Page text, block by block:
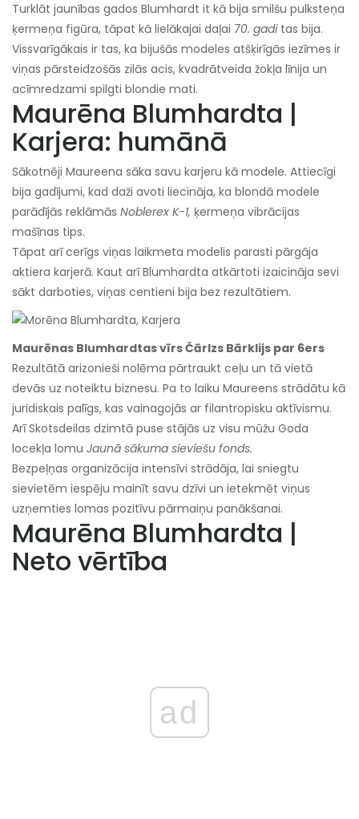
Turklāt jaunības gados Blumhardt it kā bija smilšu pulksteņa
ķermeņa figūra, tāpat kā lielākajai daļai 70. gaditas bija.
Vissvarīgākais ir tas, ka bijušās modeles atšķirīgās iezīmes ir
viņas pārsteidzošās zilās acis, kvadrātveida žokļa līnija un
acīmredzami spilgti blondie mati.
Maurēna Blumhardta |
Karjera: humānā
Sākotnēji Maureena sāka savu karjeru kā modele. Attiecīgi
bija gadījumi, kad daži avoti liecināja, ka blondā modele
parādījās reklāmās Noblerex K-1, ķermeņa vibrācijas
mašīnas tips.
Tāpat arī cerīgs viņas laikmeta modelis parasti pārgāja
aktiera karjerā. Kaut arī Blumhardta atkārtoti izaicināja sevi
sākt darboties, viņas centieni bija bez rezultātiem.
Maurēnas Blumhardtas vīrs Čārlzs Bārklijs par 6ers
Rezultātā arizonieši nolēma pārtraukt ceļu un tā vietā
devās uz noteiktu biznesu. Pa to laiku Maureens strādātu kā
juridiskais palīgs, kas vainagojās ar filantropisku aktīvismu.
Arī Skotsdeilas dzimtā puse stājās uz visu mūžu Goda
locekļa lomu Jaunā sākuma sieviešu fonds.
Bezpeļņas organizācija intensīvi strādāja, lai sniegtu
sievietēm iespēju mainīt savu dzīvi un ietekmēt viņus
uzņemties lomas pozitīvu pārmaiņu panākšanai.
Maurēna Blumhardta |
Neto vērtība
ad